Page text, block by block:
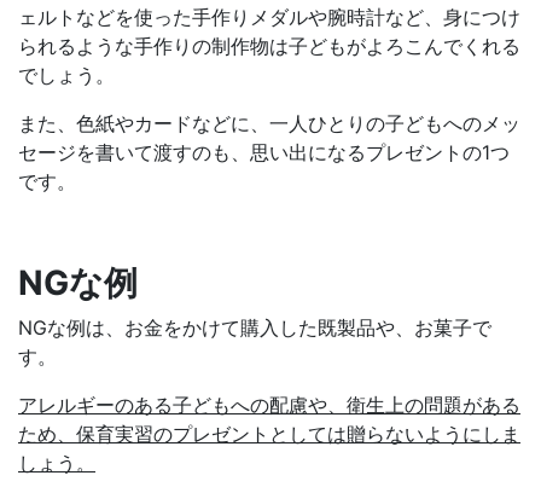
ェルトなどを使った手作りメダルや腕時計など、身につけ
られるような手作りの制作物は子どもがよろこんでくれる
でしょう。
また、色紙やカードなどに、一人ひとりの子どもへのメッ
セージを書いて渡すのも、思い出になるプレゼントの1つ
です。
NGな例
NGな例は、お金をかけて購入した既製品や、お菓子で
す。
アレルギーのある子どもへの配慮や、衛生上の問題がある
ため、保育実習のプレゼントとしては贈らないようにしま
しょう。